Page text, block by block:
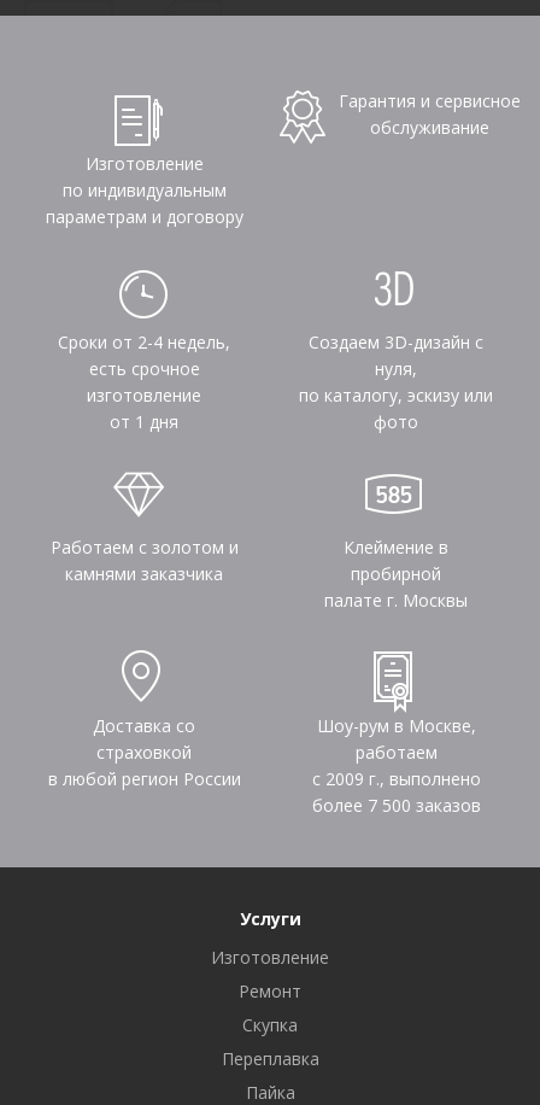
Изготовление
по индивидуальным
параметрам и договору
Гарантия и сервисное
обслуживание
Сроки от 2-4 недель,
есть срочное
изготовление
от 1 дня
Создаем 3D-дизайн с
нуля,
по каталогу, эскизу или
фото
Работаем с золотом и
камнями заказчика
Клеймение в
пробирной
палате г. Москвы
Доставка со
страховкой
в любой регион России
Шоу-рум в Москве,
работаем
с 2009 г., выполнено
более 7 500 заказов
Услуги
Изготовление
Ремонт
Скупка
Переплавка
Пайка